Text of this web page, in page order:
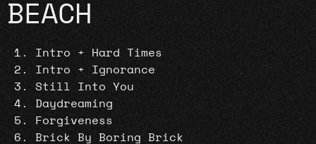
BEACH
Intro + Hard Times
Intro + Ignorance
Still Into You
Daydreaming
Forgiveness
Brick By Boring Brick